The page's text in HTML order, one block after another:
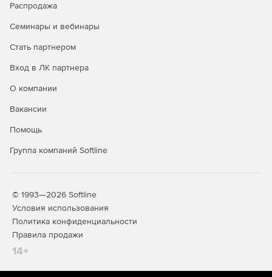
Распродажа
Семинары и вебинары
Стать партнером
Вход в ЛК партнера
О компании
Вакансии
Помощь
Группа компаний Softline
© 1993—2026 Softline
Условия использования
Политика конфиденциальности
Правила продажи
14+